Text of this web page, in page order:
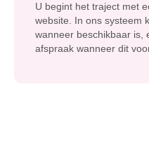
U begint het traject met
website. In ons systeem
wanneer beschikbaar is,
afspraak wanneer dit